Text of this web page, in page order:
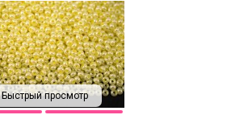
Быстрый просмотр